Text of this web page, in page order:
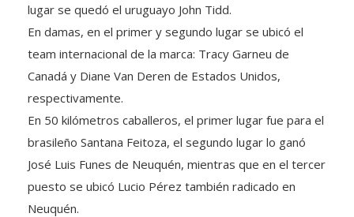
lugar se quedó el uruguayo John Tidd.
En damas, en el primer y segundo lugar se ubicó el
team internacional de la marca: Tracy Garneu de
Canadá y Diane Van Deren de Estados Unidos,
respectivamente.
En 50 kilómetros caballeros, el primer lugar fue para el
brasileño Santana Feitoza, el segundo lugar lo ganó
José Luis Funes de Neuquén, mientras que en el tercer
puesto se ubicó Lucio Pérez también radicado en
Neuquén.